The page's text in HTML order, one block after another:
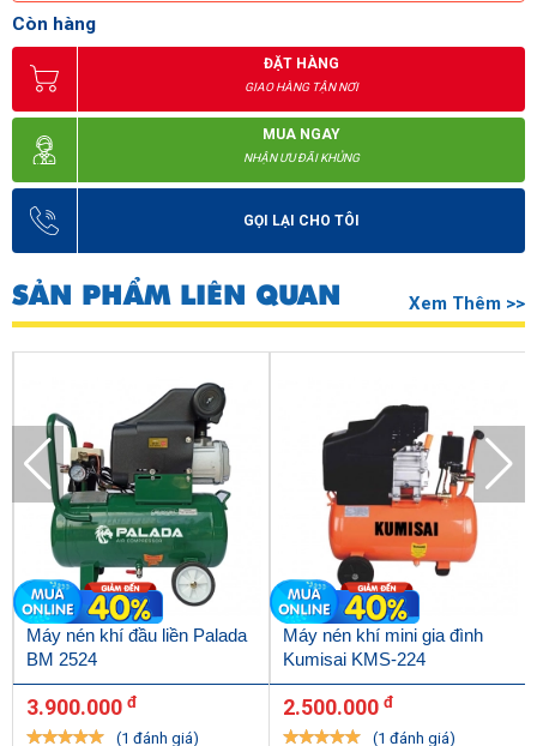
Những chiếc
hiện có giá bán chỉ khoảng 4.760.000 đồng. Giá máy rẻ hơn khi so
với những model cùng công suất do được sản xuất trong nước.
Không những vậy, những model này còn có thời gian bảo hành
lâu dài, có thể giúp tiết kiệm chi phí sửa chữa, bảo dưỡng.
Lưu lý khi sử dụng máy nén khí đảm bảo an toàn
Để đảm bảo an toàn cho chính bản thân người vận hành cũng
như máy thì chúng ta cần lưu ý.
Lựa chọn những sản phẩm phù hợp
Sử dụng máy nén khí đúng mức áp suất định mức từ nhà
Còn hàng
ĐẶT HÀNG
GIAO HÀNG TẬN NƠI
MUA NGAY
NHẬN ƯU ĐÃI KHỦNG
GỌI LẠI CHO TÔI
SẢN PHẨM LIÊN QUAN Xem Thêm >>
Máy nén khí đầu liền Palada
BM 2524
3.900.000 đ
(1 đánh giá)
Máy nén khí mini gia đình
Kumisai KMS-224
2.500.000 đ
(1 đánh giá)